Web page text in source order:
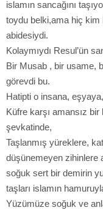
islamın sancağını
toydu belki,ama hiç
abidesiydi.
Kolaymıydı Resul’ün
Bir Musab , bir usame,
görevdi bu.
Hatipti o insana,
Küfre karşı amansız
şevkatinde,
Taşlanmış yüreklere,
düşünemeyen zihinlere
soğuk sert bir demirin
taşları islamın
Yüzümüze soğuk ve